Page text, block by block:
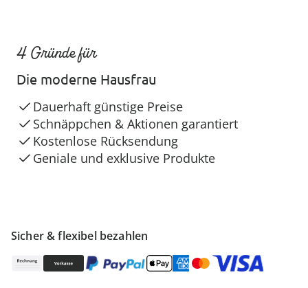
Sicher & flexibel bezahlen
4 Gründe für
Die moderne Hausfrau
Dauerhaft günstige Preise
Schnäppchen & Aktionen garantiert
Kostenlose Rücksendung
Geniale und exklusive Produkte